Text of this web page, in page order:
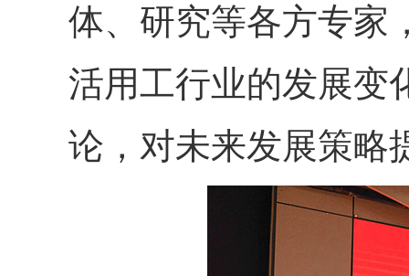
体、研究等各方专家
活用工行业的发展变
论，对未来发展策略